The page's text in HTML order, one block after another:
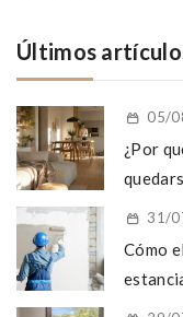
Últimos
05/
¿Por
31/
Cómo